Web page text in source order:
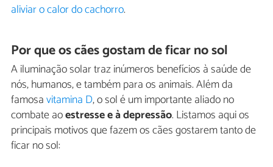
aliviar o calor do cachorro.
Por que os cães gostam de ficar no sol
A iluminação solar traz inúmeros benefícios à saúde de
nós, humanos, e também para os animais. Além da
famosavitamina D, o sol é um importante aliado no
combate aoestresse e à depressão. Listamos aqui os
principais motivos que fazem os cães gostarem tanto de
ficar no sol: